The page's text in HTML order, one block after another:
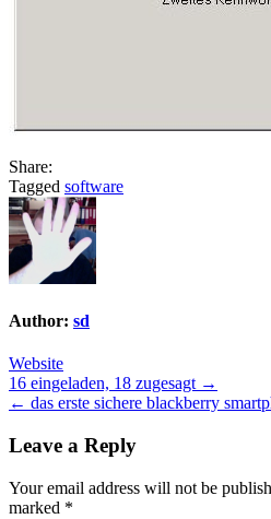
Share:
Tagged software
Author: sd
Website
Post
navigation
16 eingeladen, 18 zugesagt →
← das erste sichere blackberry
Leave a Reply
Your email address will not be
marked *